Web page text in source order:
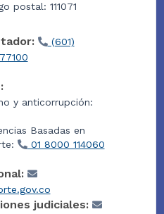
postal: 111071
(601)
y anticorrupción:
Basadas en
01 8000 114060
judiciales: